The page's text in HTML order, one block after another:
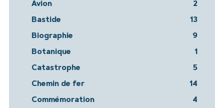
Avion 2
Bastide 13
Biographie 9
Botanique 1
Catastrophe 5
Chemin de fer 14
Commémoration 4